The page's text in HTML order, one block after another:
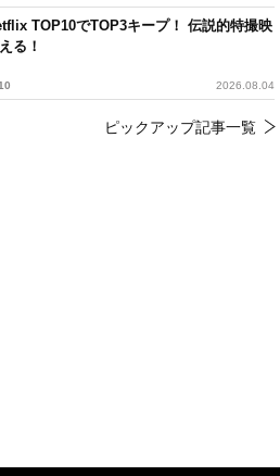
TOP10でTOP3キープ！ 伝説的特撮映
る！
2026.08.04
ピックアップ記事一覧